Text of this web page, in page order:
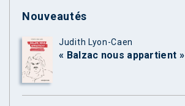
Nouveautés
Judith Lyon-Caen
« Balzac nous appartient »